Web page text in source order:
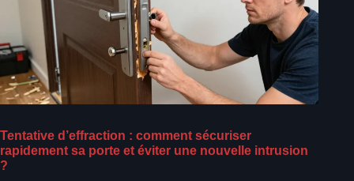
Tentative d’effraction : comment sécuriser
rapidement sa porte et éviter une nouvelle intrusion
?